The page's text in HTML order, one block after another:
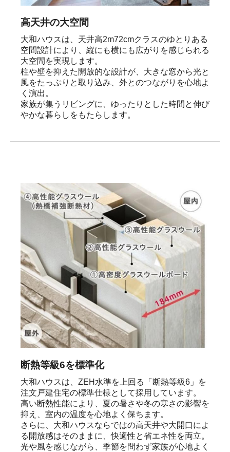
高天井の大空間
大和ハウスは、天井高2m72cmクラスのゆとりある
空間設計により、縦にも横にも広がりを感じられる
大空間を実現します。
柱や壁を抑えた開放的な設計が、大きな窓から光と
風をたっぷりと取り込み、外とのつながりを心地よ
く演出。
家族が集うリビングに、ゆったりとした時間と伸び
やかな暮らしをもたらします。
断熱等級6を標準化
大和ハウスは、ZEH水準を上回る「断熱等級6」を
注文戸建住宅の標準仕様として採用しています。
高い断熱性能により、夏の暑さや冬の寒さの影響を
抑え、室内の温度を心地よく保ちます。
さらに、大和ハウスならではの高天井や大開口によ
る開放感はそのままに、快適性と省エネ性を両立。
光や風を感じながら、季節を問わず家族が心地よく